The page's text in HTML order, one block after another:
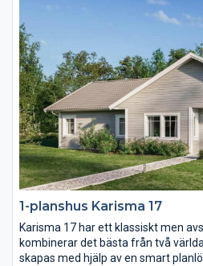
1-planshus Karisma 17
Karisma 17 har ett klassiskt men
kombinerar det bästa från två
skapas med hjälp av en smart